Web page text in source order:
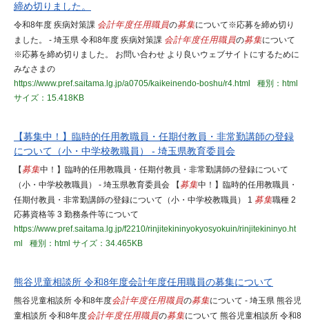
締め切りました。
令和8年度 疾病対策課 会計年度任用職員の募集について※応募を締め切り
ました。 - 埼玉県 令和8年度 疾病対策課 会計年度任用職員の募集について
※応募を締め切りました。 お問い合わせ より良いウェブサイトにするために
みなさまの
https://www.pref.saitama.lg.jp/a0705/kaikeinendo-boshu/r4.html
種別：html
サイズ：15.418KB
【募集中！】臨時的任用教職員・任期付教員・非常勤講師の登録
について（小・中学校教職員） - 埼玉県教育委員会
【 募集中！】臨時的任用教職員・任期付教員・非常勤講師の登録について
（小・中学校教職員） - 埼玉県教育委員会 【 募集中！】臨時的任用教職員・
任期付教員・非常勤講師の登録について（小・中学校教職員） 1 募集職種 2
応募資格等 3 勤務条件等について
https://www.pref.saitama.lg.jp/f2210/rinjitekininyokyosyokuin/rinjitekininyo.ht
ml
種別：html サイズ：34.465KB
熊谷児童相談所 令和8年度会計年度任用職員の募集について
熊谷児童相談所 令和8年度会計年度任用職員の募集について - 埼玉県 熊谷児
童相談所 令和8年度会計年度任用職員の募集について 熊谷児童相談所 令和8